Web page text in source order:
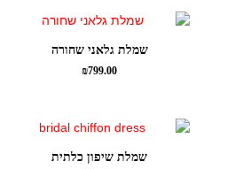
שמלת גלאני שחורה
₪799.00
שמלת שיפון כלתית